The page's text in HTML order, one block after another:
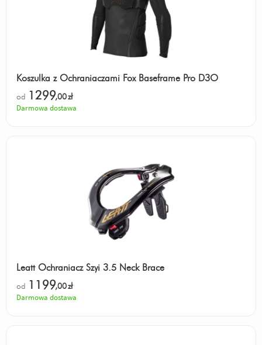
Koszulka z Ochraniaczami Fox Baseframe Pro D3O
od 1299,00zł
Darmowa dostawa
Leatt Ochraniacz Szyi 3.5 Neck Brace
od 1199,00zł
Darmowa dostawa